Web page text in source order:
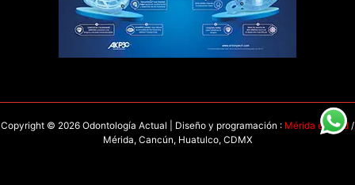
Copyright © 2026 Odontología Actual | Diseño y programación : Mérida en Red /
Mérida, Cancún, Huatulco, CDMX